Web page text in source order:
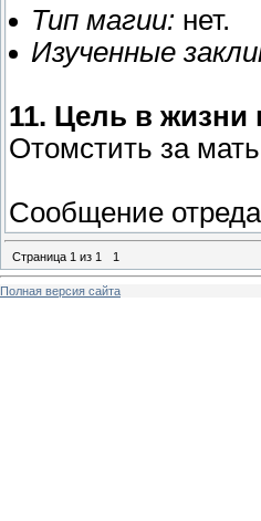
Тип магии:нет.
Изученные
11. Цель в
Отомстить за
Сообщение
Страница 1 из 1 1
Полная версия сайта